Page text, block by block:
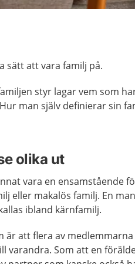
sätt att vara familj på.
styr lagar vem som
man själv definierar sin
olika ut
vara en ensamstående
eller makalös familj. En
ibland kärnfamilj.
är att flera av
varandra. Som att en